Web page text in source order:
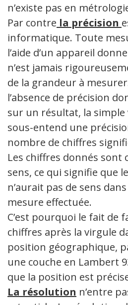
n’existe pas en
Par contre la précision
informatique. Toute
l’aide d’un appareil
n’est jamais
de la grandeur à
l’absence de précision
sur un résultat, la
sous-entend une
nombre de chiffres
Les chiffres donnés sont
sens, ce qui signifie que
n’aurait pas de sens
mesure effectuée.
C’est pourquoi le fait de
chiffres après la virgule
position géographique,
une couche en Lambert
que la position est
La résolution n’entre